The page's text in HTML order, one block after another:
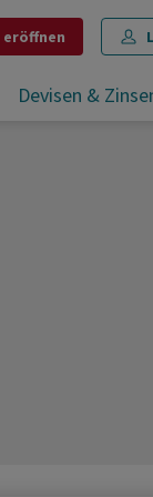
eröffnen
Devisen &